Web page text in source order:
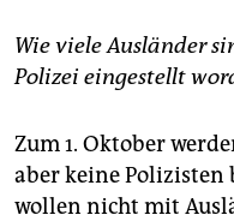
Wie viele Ausländer
Polizei eingestellt
Zum 1. Oktober
aber keine Polizisten
wollen nicht mit